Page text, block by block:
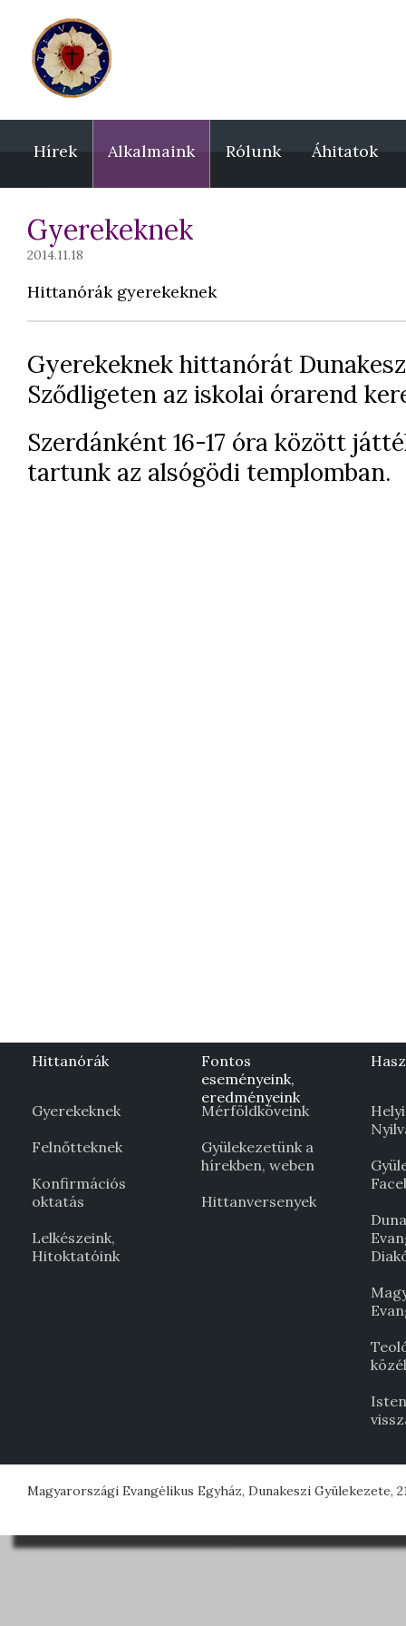
Hírek Alkalmaink Rólunk Áhitatok
Gyerekeknek
2014.11.18
Hittanórák gyerekeknek
Gyerekeknek hittanórát
Sződligeten az iskolai órarend
Szerdánként 16-17 óra között
tartunk az alsógödi templomban.
Hittanórák
Gyerekeknek
Felnőtteknek
Konfirmációs
oktatás
Lelkészeink,
Hitoktatóink
Fontos
eseményeink,
eredményeink
Mérföldköveink
Gyülekezetünk a
hírekben, weben
Hittanversenyek
Magyarországi Evangélikus Egyház, Dunakeszi Gyülekezete,